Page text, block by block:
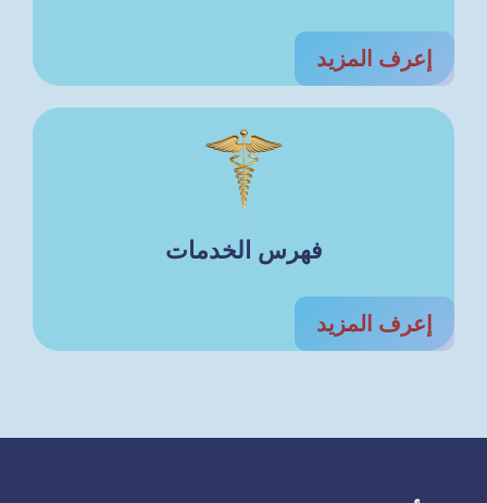
إعرف المزيد
فهرس الخدمات
إعرف المزيد